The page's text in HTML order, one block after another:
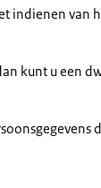
indienen van
kunt u een